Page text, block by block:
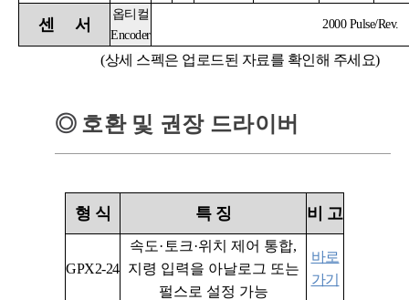
센 서
옵티컬
Encoder
2000 Pulse/Rev.
(상세 스펙은 업로드된 자료를 확인해 주세요)
◎ 호환 및 권장 드라이버
형 식 특 징 비 고
GPX2-24
속도· 토크·위치 제어 통합,
지령 입력을 아날로그 또는
펄스로 설정 가능
바로
가기